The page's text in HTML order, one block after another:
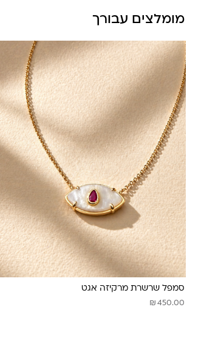
מומלצים עבורך
סמפל שרשרת מרקיזה אגט
₪ 450.00